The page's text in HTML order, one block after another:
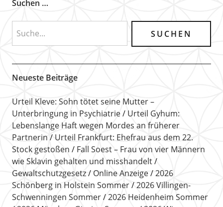
Suchen …
Neueste Beiträge
Urteil Kleve: Sohn tötet seine Mutter –
Unterbringung in Psychiatrie
Urteil Gyhum:
Lebenslange Haft wegen Mordes an früherer
Partnerin
Urteil Frankfurt: Ehefrau aus dem 22.
Stock gestoßen
Fall Soest – Frau von vier Männern
wie Sklavin gehalten und misshandelt
Gewaltschutzgesetz
Online Anzeige
2026
Schönberg in Holstein Sommer
2026 Villingen-
Schwenningen Sommer
2026 Heidenheim Sommer